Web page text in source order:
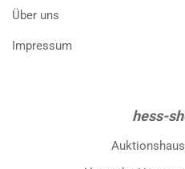
Über uns
Impressum
hess-